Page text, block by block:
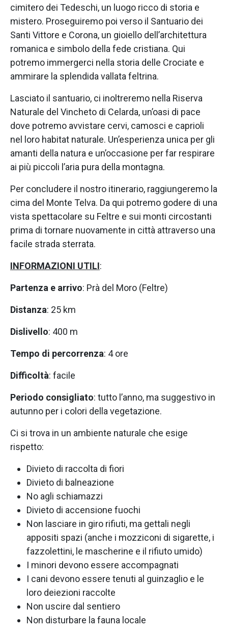
cimitero dei Tedeschi, un luogo ricco di storia e
mistero. Proseguiremo poi verso il Santuario dei
Santi Vittore e Corona, un gioiello dell’architettura
romanica e simbolo della fede cristiana. Qui
potremo immergerci nella storia delle Crociate e
ammirare la splendida vallata feltrina.
Lasciato il santuario, ci inoltreremo nella Riserva
Naturale del Vincheto di Celarda, un’oasi di pace
dove potremo avvistare cervi, camosci e caprioli
nel loro habitat naturale. Un’esperienza unica per gli
amanti della natura e un’occasione per far respirare
ai più piccoli l’aria pura della montagna.
Per concludere il nostro itinerario, raggiungeremo la
cima del Monte Telva. Da qui potremo godere di una
vista spettacolare su Feltre e sui monti circostanti
prima di tornare nuovamente in città attraverso una
facile strada sterrata.
INFORMAZIONI UTILI:
Partenza e arrivo: Prà del Moro (Feltre)
Distanza: 25 km
Dislivello: 400 m
Tempo di percorrenza: 4 ore
Difficoltà: facile
Periodo consigliato: tutto l’anno, ma suggestivo in
autunno per i colori della vegetazione.
Ci si trova in un ambiente naturale che esige
rispetto:
Divieto di raccolta di fiori
Divieto di balneazione
No agli schiamazzi
Divieto di accensione fuochi
Non lasciare in giro rifiuti, ma gettali negli
appositi spazi (anche i mozziconi di sigarette, i
fazzolettini, le mascherine e il rifiuto umido)
I minori devono essere accompagnati
I cani devono essere tenuti al guinzaglio e le
loro deiezioni raccolte
Non uscire dal sentiero
Non disturbare la fauna locale